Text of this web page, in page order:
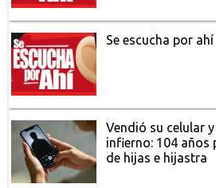
Se escucha por ahí
Vendió su celular
infierno: 104 años
de hijas e hijastra